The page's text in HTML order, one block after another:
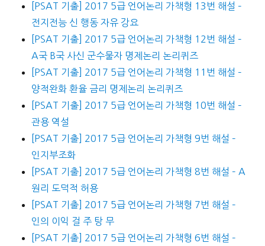
[PSAT 기출] 2017 5급 언어논리 가책형 13번 해설 –
전지전능 신 행동 자유 강요
[PSAT 기출] 2017 5급 언어논리 가책형 12번 해설 –
A국 B국 사신 군수물자 명제논리 논리퀴즈
[PSAT 기출] 2017 5급 언어논리 가책형 11번 해설 –
양적완화 환율 금리 명제논리 논리퀴즈
[PSAT 기출] 2017 5급 언어논리 가책형 10번 해설 –
관용 역설
[PSAT 기출] 2017 5급 언어논리 가책형 9번 해설 –
인지부조화
[PSAT 기출] 2017 5급 언어논리 가책형 8번 해설 – A
원리 도덕적 허용
[PSAT 기출] 2017 5급 언어논리 가책형 7번 해설 –
인의 이익 걸 주 탕 무
[PSAT 기출] 2017 5급 언어논리 가책형 6번 해설 –